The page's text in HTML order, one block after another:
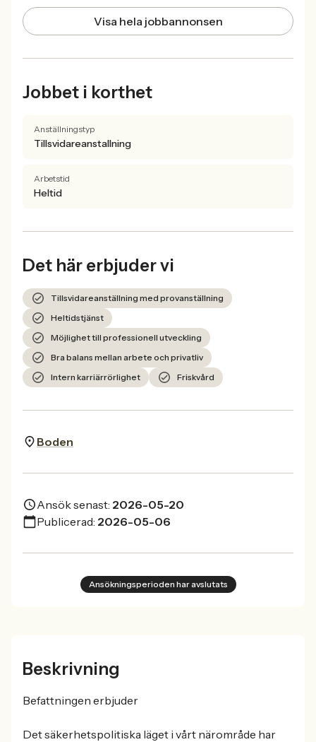
Visa hela jobbannonsen
Jobbet i korthet
Anställningstyp
Tillsvidareanstallning
Arbetstid
Heltid
Det här erbjuder vi
Tillsvidareanställning med provanställning
Heltidstjänst
Möjlighet till professionell utveckling
Bra balans mellan arbete och privatliv
Intern karriärrörlighet
Friskvård
Boden
Ansök senast: 2026-05-20
Publicerad: 2026-05-06
Ansökningsperioden har avslutats
Beskrivning
Befattningen erbjuder
Det säkerhetspolitiska läget i vårt närområde har